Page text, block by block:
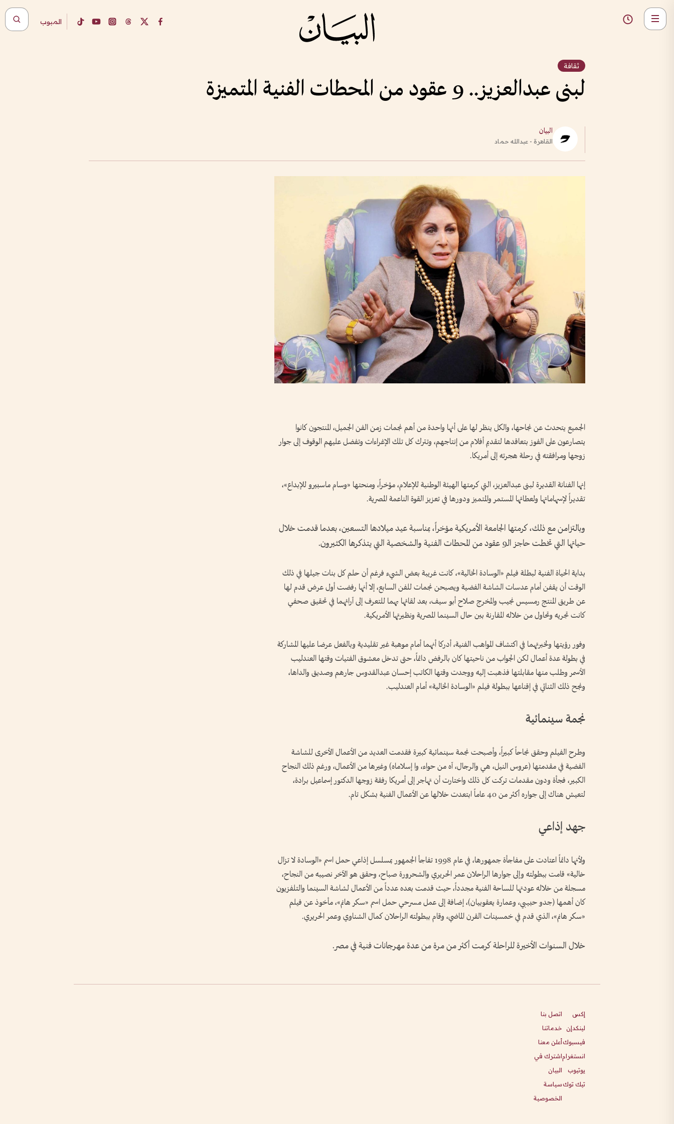
المبوب
ثقافة
لبنى عبدالعزيز.. 9 عقود من المحطات الفنية المتميزة
البيان
القاهرة - عبدالله حماد
الجميع يتحدث عن نجاحها، والكل ينظر لها على أنها واحدة من أهم نجمات زمن الفن الجميل، المنتجون كانوا
يتصارعون على الفوز بتعاقدها لتقديم أفلام من إنتاجهم، وتترك كل تلك الإغراءات وتفضل عليهم الوقوف إلى جوار
زوجها ومرافقته في رحلة هجرته إلى أمريكا.
إنها الفنانة القديرة لبنى عبدالعزيز، التي كرمتها الهيئة الوطنية للإعلام، مؤخراً، ومنحتها «وسام ماسبيرو للإبداع»،
تقديراً لإسهاماتها ولعطائها المستمر والمتميز ودورها في تعزيز القوة الناعمة المصرية.
وبالتزامن مع ذلك، كرمتها الجامعة الأمريكية مؤخراً، بمناسبة عيد ميلادها التسعين، بعدما قدمت خلال
حياتها التي تخطت حاجز الـ9 عقود من المحطات الفنية والشخصية التي يتذكرها الكثيرون.
بداية الحياة الفنية لبطلة فيلم «الوسادة الخالية»، كانت غريبة بعض الشيء فرغم أن حلم كل بنات جيلها في ذلك
الوقت أن يقفن أمام عدسات الشاشة الفضية ويصبحن نجمات للفن السابع، إلا أنها رفضت أول عرض قدم لها
عن طريق المنتج رمسيس نجيب والمخرج صلاح أبو سيف، بعد لقائها بهما للتعرف إلى آرائهما في تحقيق صحفي
كانت تجريه وتحاول من خلاله المقارنة بين حال السينما المصرية ونظيرتها الأمريكية.
وفور رؤيتها ولخبرتهما في اكتشاف المواهب الفنية، أدركا أنهما أمام موهبة غير تقليدية وبالفعل عرضا عليها المشاركة
في بطولة عدة أعمال لكن الجواب من ناحيتها كان بالرفض دائماً، حتى تدخل معشوق الفتيات وقتها العندليب
الأسمر وطلب منها مقابلتها فذهبت إليه ووجدت وقتها الكاتب إحسان عبدالقدوس جارهم وصديق والداها،
ونجح ذلك الثنائي في إقناعها ببطولة فيلم «الوسادة الخالية» أمام العندليب.
نجمة سينمائية
وطرح الفيلم وحقق نجاحاً كبيراً، وأصبحت نجمة سينمائية كبيرة فقدمت العديد من الأعمال الأخرى للشاشة
الفضية في مقدمتها (عروس النيل، هي والرجال، آه من حواء، وا إسلاماه) وغيرها من الأعمال، ورغم ذلك النجاح
الكبير، فجأة ودون مقدمات تركت كل ذلك واختارت أن تهاجر إلى أمريكا رفقة زوجها الدكتور إسماعيل برادة،
لتعيش هناك إلى جواره أكثر من 40 عاماً ابتعدت خلالها عن الأعمال الفنية بشكل تام.
جهد إذاعي
ولأنها دائماً اعتادت على مفاجأة جمهورها، في عام 1998 تفاجأ الجمهور بمسلسل إذاعي حمل اسم «الوسادة لا تزال
خالية» قامت ببطولته وإلى جوارها الراحلان عمر الحريري والشحرورة صباح، وحقق هو الآخر نصيبه من النجاح،
مسجلة من خلاله عودتها للساحة الفنية مجدداً، حيث قدمت بعده عدداً من الأعمال لشاشة السينما والتلفزيون
كان أهمها (جدو حبيبي، وعمارة يعقوبيان)، إضافة إلى عمل مسرحي حمل اسم «سكر هانم»، مأخوذ عن فيلم
«سكر هانم»، الذي قدم في خمسينات القرن الماضي، وقام ببطولته الراحلان كمال الشناوي وعمر الحريري.
خلال السنوات الأخيرة للراحلة كرمت أكثر من مرة من عدة مهرجانات فنية في مصر.
إكس
لينكدإن
فيسبوك
انستغرام
يوتيوب
تيك توك
اتصل بنا
خدماتنا
أعلن معنا
اشترك في
البيان
سياسة
الخصوصية